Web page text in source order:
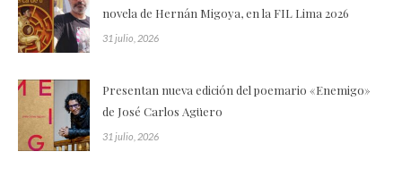
novela de Hernán Migoya, en la FIL Lima 2026
31 julio, 2026
Presentan nueva edición del poemario «Enemigo»
de José Carlos Agüero
31 julio, 2026